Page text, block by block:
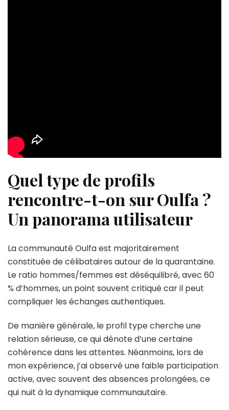
Quel type de profils
rencontre-t-on sur Oulfa ?
Un panorama utilisateur
La communauté Oulfa est majoritairement
constituée de célibataires autour de la quarantaine.
Le ratio hommes/femmes est déséquilibré, avec 60
% d’hommes, un point souvent critiqué car il peut
compliquer les échanges authentiques.
De manière générale, le profil type cherche une
relation sérieuse, ce qui dénote d’une certaine
cohérence dans les attentes. Néanmoins, lors de
mon expérience, j’ai observé une faible participation
active, avec souvent des absences prolongées, ce
qui nuit à la dynamique communautaire.